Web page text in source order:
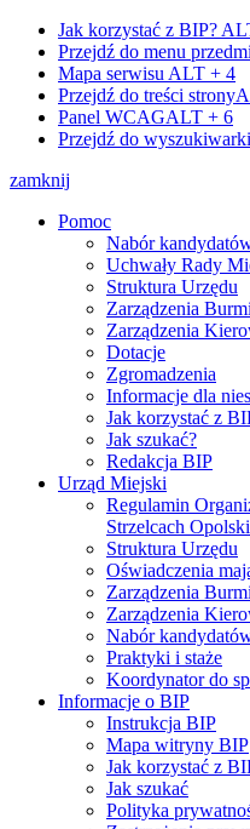
Jak korzystać z BIP?
Przejdź do menu
Mapa serwisu ALT + 4
Przejdź do treści strony
Panel WCAGALT + 6
Przejdź do wyszukiwarki
zamknij
Pomoc
Nabór
Uchwały Rady
Struktura Urzędu
Zarządzenia
Zarządzenia
Dotacje
Zgromadzenia
Informacje dla
Jak korzystać z
Jak szukać?
Redakcja BIP
Urząd Miejski
Regulamin
Strzelcach
Struktura Urzędu
Oświadczenia
Zarządzenia
Zarządzenia
Nabór
Praktyki i staże
Koordynator do
Informacje o BIP
Instrukcja BIP
Mapa witryny BIP
Jak korzystać z
Jak szukać
Polityka